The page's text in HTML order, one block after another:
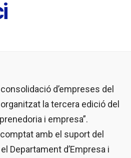
d’empreses del
la tercera edició del
i empresa”.
amb el suport del
Departament d’Empresa i